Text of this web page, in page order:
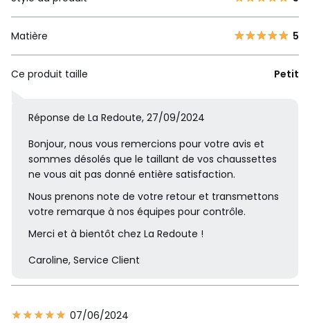
Matière 5
Ce produit taille Petit
Réponse de La Redoute, 27/09/2024
Bonjour, nous vous remercions pour votre avis et
sommes désolés que le taillant de vos chaussettes
ne vous ait pas donné entière satisfaction.
Nous prenons note de votre retour et transmettons
votre remarque à nos équipes pour contrôle.
Merci et à bientôt chez La Redoute !
Caroline, Service Client
07/06/2024